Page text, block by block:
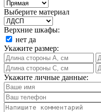
Выберите материал
Верхние шкафы:
нет да
Укажите размер:
Укажите личные данные: